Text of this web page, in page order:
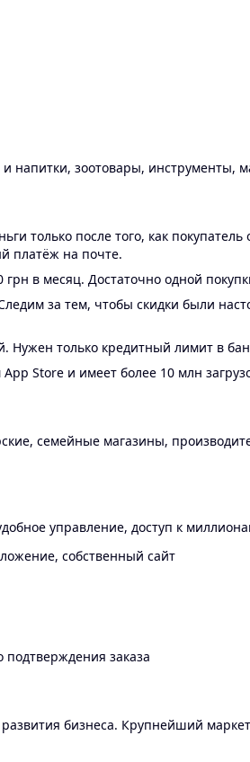
напитки, зоотовары,
только после того, как
платёж на почте.
в месяц. Достаточно одной
за тем, чтобы скидки были
Нужен только кредитный лимит в
Store и имеет более 10 млн
семейные магазины,
управление, доступ к
собственный сайт
заказа
бизнеса. Крупнейший